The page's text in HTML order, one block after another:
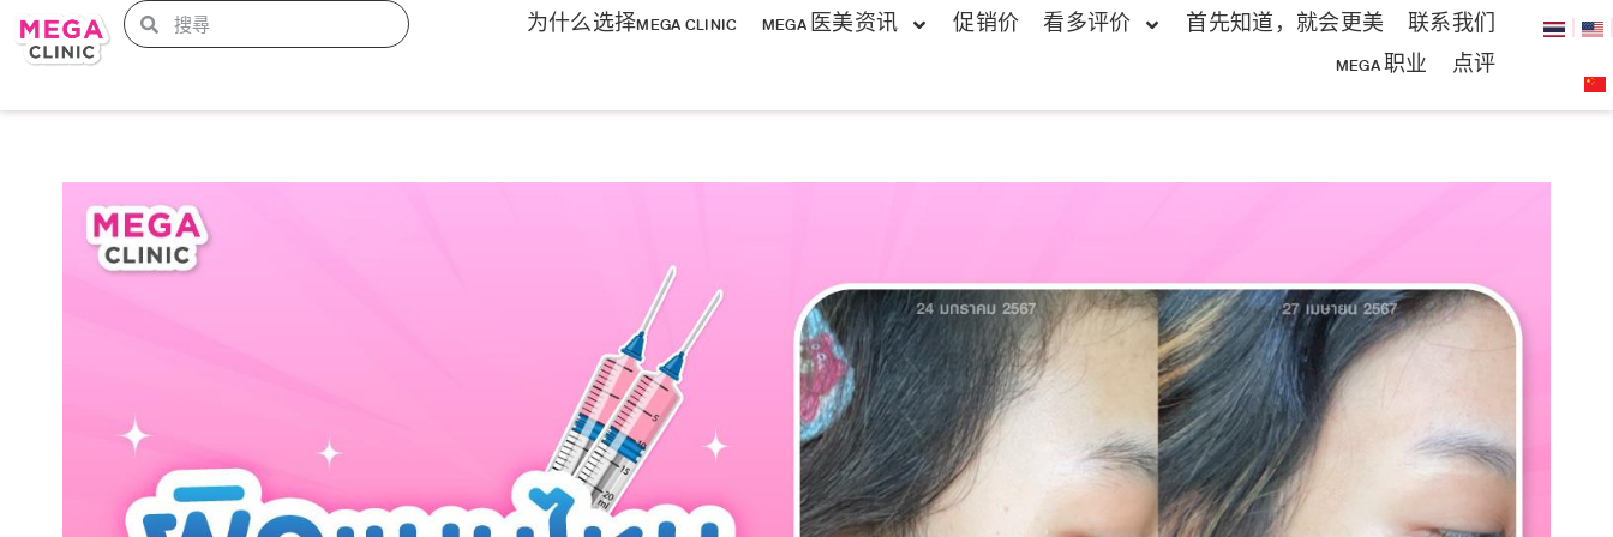
为什么选择MEGA CLINIC MEGA 医美资讯 促销价 看多评价 首先知道，就会更美
联系我们
MEGA 职业
点评